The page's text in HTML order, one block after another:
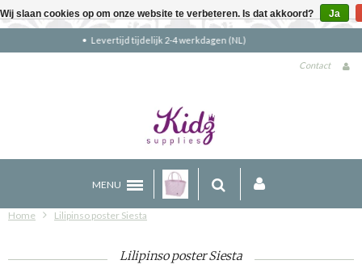
Gratis verzending boven €90 (NL)
Contact
MENU
Home Lilipinso poster Siesta
Lilipinso poster Siesta
Wij slaan cookies op om onze website te verbeteren. Is dat akkoord? Ja